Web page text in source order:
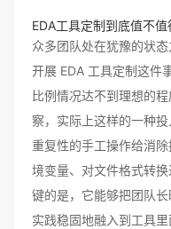
EDA工具定制到底值不值
众多团队处在犹豫的状
开展 EDA 工具定制这件
比例情况达不到理想的
察，实际上这样的一种
重复性的手工操作给消
境变量、对文件格式转
键的是，它能够把团队
实践稳固地融入到工具